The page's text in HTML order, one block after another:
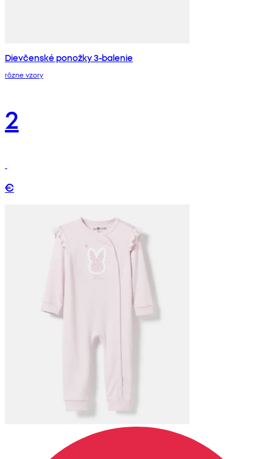
Dievčenské ponožky 3-balenie
rôzne vzory
2
€